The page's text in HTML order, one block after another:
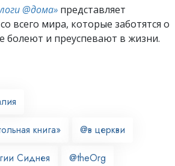
@дома» представляет
всего мира, которые заботятся о
болеют и преуспевают в жизни.
книга» @в церкви
Сиднея @theOrg